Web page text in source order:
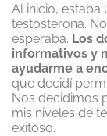
Al inicio,
testosterona.
esperaba. Los
informativos y
ayudarme a
que decidí
Nos decidimos
mis niveles de
exitoso.